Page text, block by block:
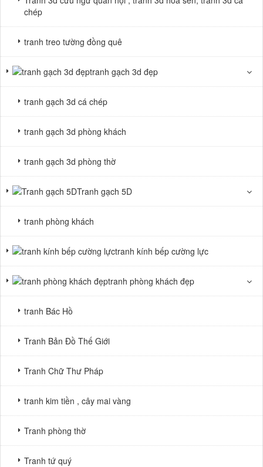
chép
tranh treo tường đồng quê
tranh gạch 3d đẹp
tranh gạch 3d cá chép
tranh gạch 3d phòng khách
tranh gạch 3d phòng thờ
Tranh gạch 5D
tranh phòng khách
tranh kính bếp cường lực
tranh phòng khách đẹp
tranh Bác Hồ
Tranh Bản Đồ Thế Giới
Tranh Chữ Thư Pháp
tranh kim tiền , cây mai vàng
Tranh phòng thờ
Tranh tứ quý